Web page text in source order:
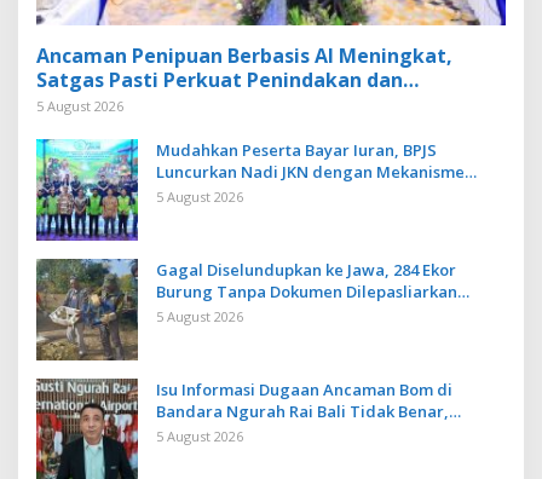
Ancaman Penipuan Berbasis AI Meningkat,
Satgas Pasti Perkuat Penindakan dan
Pengembangan Aplikasi Anti Penipuan
5 August 2026
Mudahkan Peserta Bayar Iuran, BPJS
Luncurkan Nadi JKN dengan Mekanisme
Menabung
5 August 2026
Gagal Diselundupkan ke Jawa, 284 Ekor
Burung Tanpa Dokumen Dilepasliarkan
Cegah Ancaman Penyakit
5 August 2026
Isu Informasi Dugaan Ancaman Bom di
Bandara Ngurah Rai Bali Tidak Benar,
Operasional Penerbangan Lancar
5 August 2026